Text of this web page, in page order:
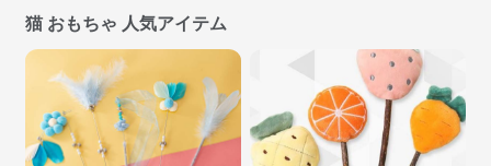
猫 おもちゃ 人気アイテム